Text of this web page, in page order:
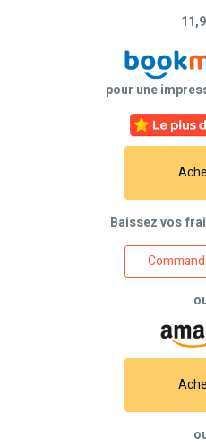
pour une
Baissez vos